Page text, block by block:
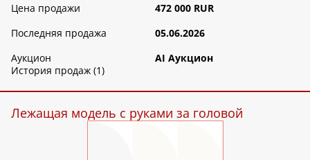
Цена продажи
472 000 RUR
Последняя продажа
05.06.2026
Аукцион
AI Аукцион
История продаж (1)
Лежащая модель с руками за головой